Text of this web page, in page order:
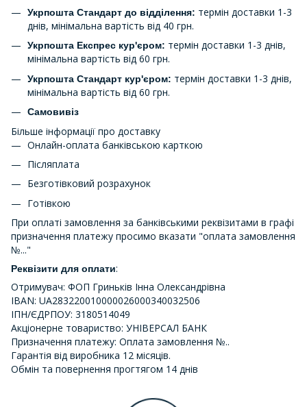
Укрпошта Стандарт до відділення: термін доставки 1-3
днів, мінімальна вартість від 40 грн.
Укрпошта Експрес кур'єром: термін доставки 1-3 днів,
мінімальна вартість від 60 грн.
Укрпошта Стандарт кур'єром: термін доставки 1-3 днів,
мінімальна вартість від 60 грн.
Самовивіз
Більше інформації про доставку
Онлайн-оплата банківською карткою
Післяплата
Безготівковий розрахунок
Готівкою
При оплаті замовлення за банківськими реквізитами в графі
призначення платежу просимо вказати "оплата замовлення
№..."
Реквізити для оплати:
Отримувач: ФОП Гриньків Інна Олександрівна
IBAN: UA283220010000026000340032506
ІПН/ЄДРПОУ: 3180514049
Акціонерне товариство: УНІВЕРСАЛ БАНК
Призначення платежу: Оплата замовлення №..
Гарантія від виробника 12 місяців.
Обмін та повернення прогтягом 14 днів